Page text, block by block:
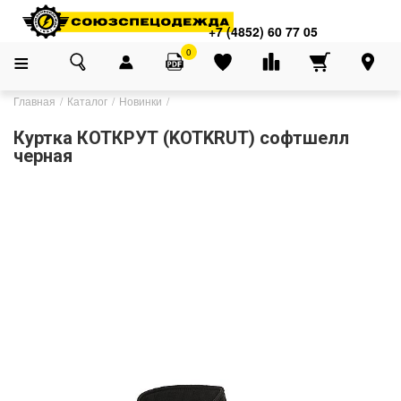
+7 (4852) 60 77 05
0
Главная Каталог Новинки
Куртка КОТКРУТ (KOTKRUT) софтшелл
черная